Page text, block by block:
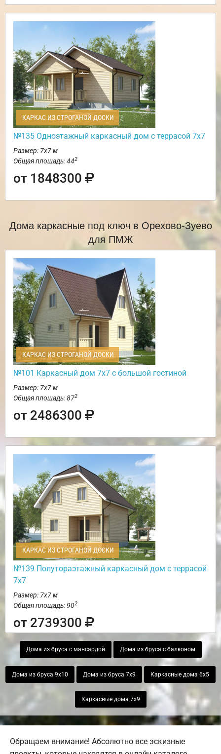
КАРКАС ИЗ СТРОГАНОЙ ДОСКИ
№135 Одноэтажный каркасный дом с террасой 7х7
Размер: 7х7 м
Общая площадь: 442
от 1848300
Дома каркасные под ключ в Орехово-Зуево
для ПМЖ
КАРКАС ИЗ СТРОГАНОЙ ДОСКИ
№101 Каркасный дом 7х7 с большой гостиной
Размер: 7х7 м
Общая площадь: 872
от 2486300
КАРКАС ИЗ СТРОГАНОЙ ДОСКИ
№139 Полутораэтажный каркасный дом с террасой
7х7
Размер: 7х7 м
Общая площадь: 902
от 2739300
Дома из бруса с мансардой Дома из бруса с балконом
Дома из бруса 9х10 Дома из бруса 7х9 Каркасные дома 6х5
Каркасные дома 7х9
Обращаем внимание! Абсолютно все эскизные